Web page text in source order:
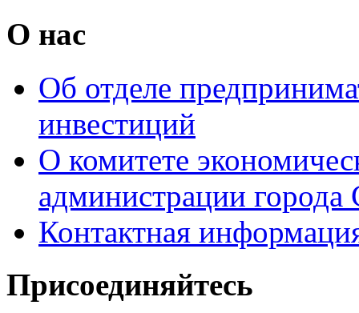
О нас
Об отделе
инвестиций
О комитете
администрации города
Контактная
Присоединяйтесь